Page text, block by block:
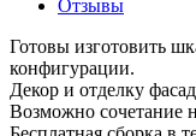
Отзывы
Готовы изготовить
конфигурации.
Декор и отделку
Возможно сочетание